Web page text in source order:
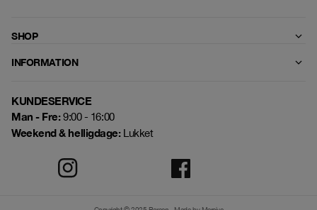
SHOP
INFORMATION
KUNDESERVICE
Man - Fre:9:00 - 16:00
Weekend & helligdage:Lukket